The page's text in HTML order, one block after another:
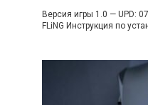
Версия игры 1.0 — UPD:
FLiNG Инструкция по